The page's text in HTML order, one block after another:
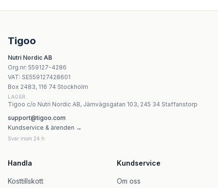
Tigoo
Nutri Nordic AB
Org.nr: 559127-4286
VAT: SE559127428601
Box 2483, 116 74 Stockholm
LAGER
Tigoo c/o Nutri Nordic AB, Järnvägsgatan 103, 245 34 Staffanstorp
support@tigoo.com
Kundservice & ärenden →
Svar inom 24 h
Handla
Kosttillskott
Kundservice
Om oss